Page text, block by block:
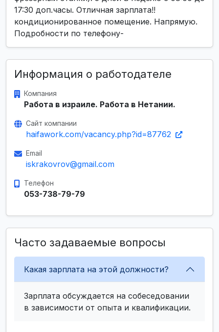
17:30 доп.часы. Отличная зарплата!!
кондиционированное помещение. Напрямую.
Подробности по телефону-
Информация о работодателе
Компания
Работа в израиле. Работа в Нетании.
Сайт компании
haifawork.com/vacancy.php?id=87762
Email
iskrakovrov@gmail.com
Телефон
053-738-79-79
Часто задаваемые вопросы
Какая зарплата на этой должности?
Зарплата обсуждается на собеседовании
в зависимости от опыта и квалификации.